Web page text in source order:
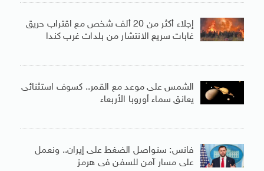
إجلاء أكثر من 20 ألف شخص مع اقتراب حريق
غابات سريع الانتشار من بلدات غرب كندا
الشمس على موعد مع القمر.. كسوف استثنائى
يعانق سماء أوروبا الأربعاء
فانس: سنواصل الضغط على إيران.. ونعمل
على مسار آمن للسفن فى هرمز